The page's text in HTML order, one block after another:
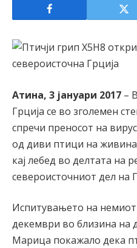
Атина, 3 јануари 2017 –
Грција се во зголемен
спречи преносот на
од диви птици на
кај лебед во делтата на
североисточниот дел на
Испитувањето на
декември во близина на
Марица покажало дека